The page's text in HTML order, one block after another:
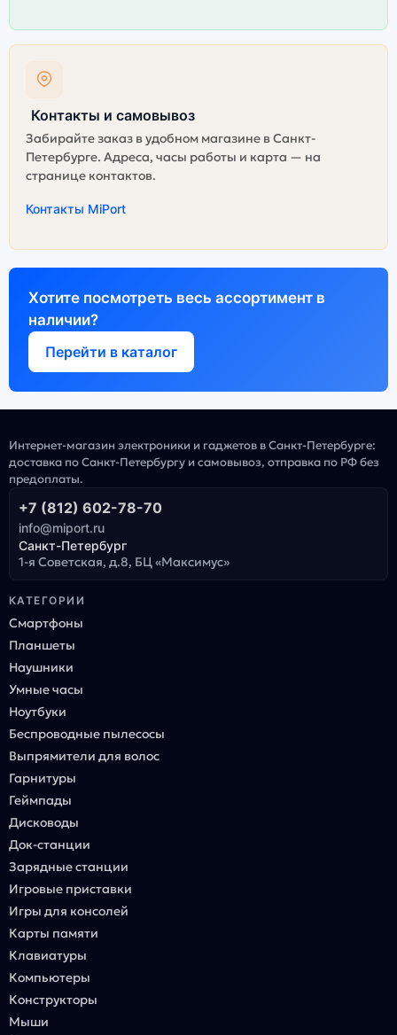
Контакты и самовывоз
Забирайте заказ в удобном магазине в Санкт-
Петербурге. Адреса, часы работы и карта — на
странице контактов.
Контакты MiPort
Хотите посмотреть весь ассортимент в
наличии?
Перейти в каталог
Интернет-магазин электроники и гаджетов в Санкт-Петербурге:
доставка по Санкт-Петербургу и самовывоз, отправка по РФ без
предоплаты.
+7 (812) 602-78-70
info@miport.ru
Санкт-Петербург
1-я Советская, д.8, БЦ «Максимус»
КАТЕГОРИИ
Смартфоны
Планшеты
Наушники
Умные часы
Ноутбуки
Беспроводные пылесосы
Выпрямители для волос
Гарнитуры
Геймпады
Дисководы
Док-станции
Зарядные станции
Игровые приставки
Игры для консолей
Карты памяти
Клавиатуры
Компьютеры
Конструкторы
Мыши